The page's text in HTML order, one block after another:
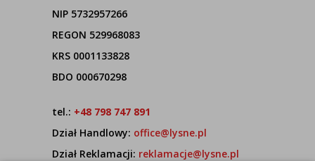
NIP 5732957266
REGON 529968083
KRS 0001133828
BDO 000670298
tel.: +48 798 747 891
Dział Handlowy: office@lysne.pl
Dział Reklamacji: reklamacje@lysne.pl